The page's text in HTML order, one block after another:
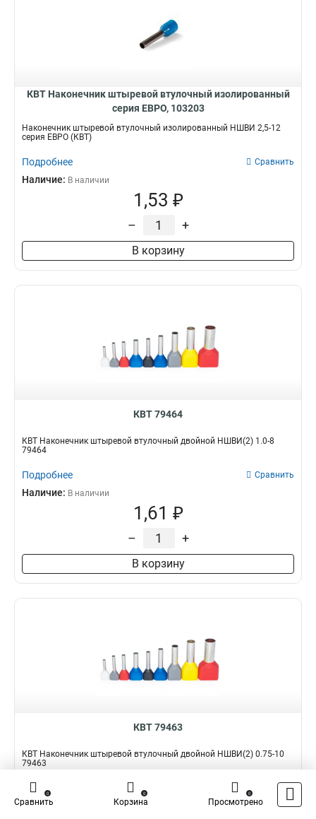
КВТ Наконечник штыревой втулочный изолированный
серия ЕВРО, 103203
Наконечник штыревой втулочный изолированный НШВИ 2,5-12
серия ЕВРО (КВТ)
Подробнее Сравнить
Наличие: В наличии
1,53 ₽
– +
В корзину
КВТ 79464
КВТ Наконечник штыревой втулочный двойной НШВИ(2) 1.0-8
79464
Подробнее Сравнить
Наличие: В наличии
1,61 ₽
– +
В корзину
КВТ 79463
КВТ Наконечник штыревой втулочный двойной НШВИ(2) 0.75-10
79463
Подробнее Сравнить
Наличие:
Сравнить
0
Корзина
0
Просмотрено
0